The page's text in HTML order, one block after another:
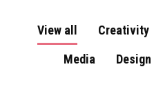
View all Creativity
Media
Design